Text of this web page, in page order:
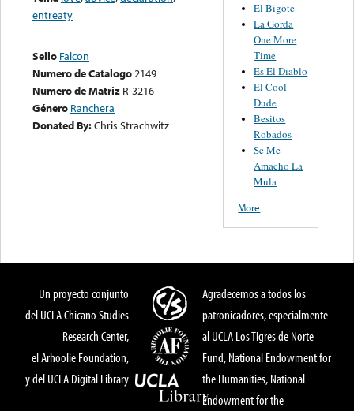
entreaty
Sello Falcon
Numero de Catalogo2149
Numero de Matriz R-3216
Género Ranchera
Donated By:Chris Strachwitz
El Bigote
La Gorda
One More
Time
Es El Diablo
El Cool
Dude
Besitos
Robados
Se Me
Amacho La
Mula
More
Un proyecto conjunto
del UCLA Chicano Studies
Research Center,
el Arhoolie Foundation,
y del UCLA Digital Library
Agradecemos a todos los
patronicadores, especialmente
al UCLA Los Tigres de Norte
Fund, National Endowment for
the Humanities, National
Endowment for the